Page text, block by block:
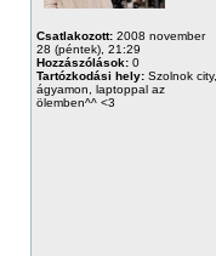
Csatlakozott: 2008 november
28 (péntek), 21:29
Hozzászólások: 0
Tartózkodási hely: Szolnok city,
ágyamon, laptoppal az
ölemben^^ <3